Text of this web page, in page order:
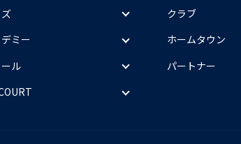
ミー
ル
クラブ
ホームタウン
パートナー